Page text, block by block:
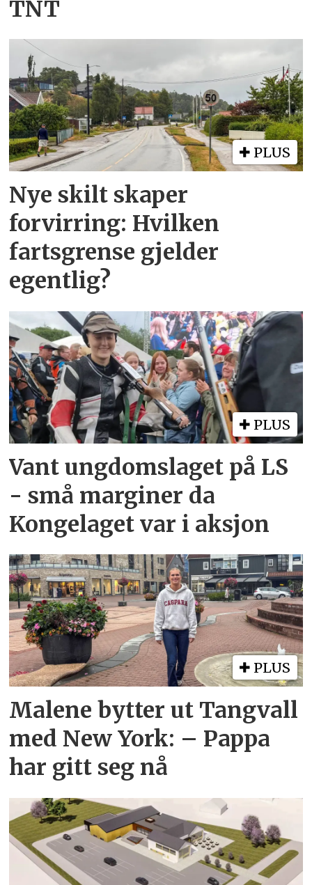
TNT
PLUS
Nye skilt skaper
forvirring: Hvilken
fartsgrense gjelder
egentlig?
PLUS
Vant ungdomslaget på LS
- små marginer da
Kongelaget var i aksjon
PLUS
Malene bytter ut Tangvall
med New York: – Pappa
har gitt seg nå